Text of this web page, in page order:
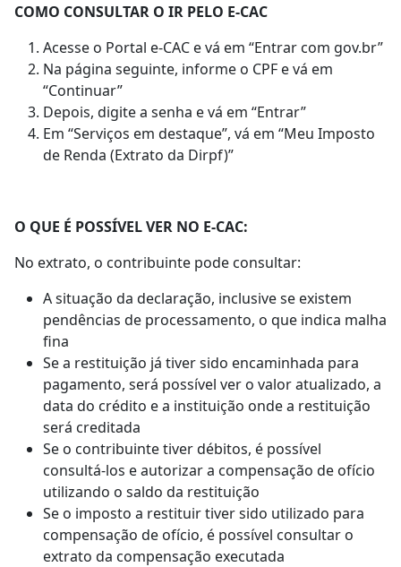
COMO CONSULTAR O IR PELO E-CAC
Acesse o Portal e-CAC e vá em “Entrar com gov.br”
Na página seguinte, informe o CPF e vá em
“Continuar”
Depois, digite a senha e vá em “Entrar”
Em “Serviços em destaque”, vá em “Meu Imposto
de Renda (Extrato da Dirpf)”
O QUE É POSSÍVEL VER NO E-CAC:
No extrato, o contribuinte pode consultar:
A situação da declaração, inclusive se existem
pendências de processamento, o que indica malha
fina
Se a restituição já tiver sido encaminhada para
pagamento, será possível ver o valor atualizado, a
data do crédito e a instituição onde a restituição
será creditada
Se o contribuinte tiver débitos, é possível
consultá-los e autorizar a compensação de ofício
utilizando o saldo da restituição
Se o imposto a restituir tiver sido utilizado para
compensação de ofício, é possível consultar o
extrato da compensação executada